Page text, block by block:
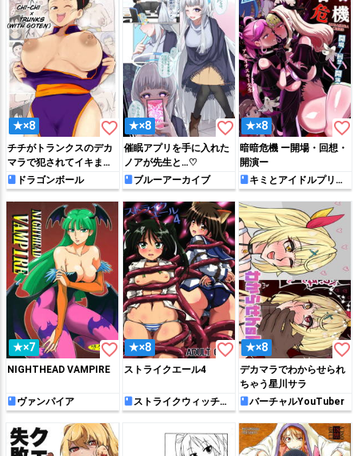
★×8 favorite_border
チチがトランクスのデカ
マラで犯されてイキまく
る♡ドラゴンボール
★×8 favorite_border
催眠アプリを手に入れた
ノアが先生と…♡
ブルーアーカイブ
★×8 favorite_border
暗暗危機 ー開場・回想・
開演ー
キミとアイドルプリキ
ュア♪
★×7 favorite_border
NIGHTHEAD VAMPIRE
ヴァンパイア
★×8 favorite_border
ストライクエール4
ストライクウィッチー
ズ
★×8 favorite_border
デカマラでわからせられ
ちゃう星川サラ
バーチャルYouTuber